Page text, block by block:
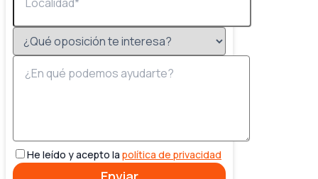
He leído y acepto la política de privacidad